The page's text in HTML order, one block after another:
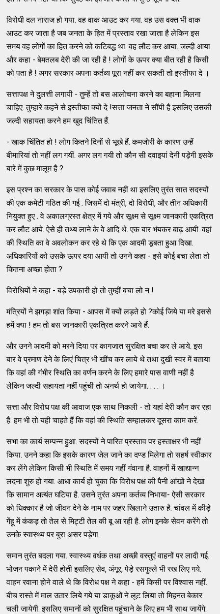
विरोधी दल नाराज हो गया. वह वाक आउट कर गया. वह उस वक्त भी वाक
आउट कर जाता है जब जनता के हित में प्रस्ताव रखा जाता है लेकिन इस
समय वह लोगों का हित करने को कटिबद्ध था. वह लौट कर आया. जल्दी आया
और कहा - बेमतलब देरी की जा रही है ! लोगों के ऊपर क्या बीत रही है किसी
को पता है ! अगर सरकार अपना कर्तव्य पूरा नहीं कर सकती तो इस्तीफा दे ।
सत्तापक्ष ने दुलत्ती लगायी - तुम्हें तो बस आलोचना करने का बहाना मिलना
चाहिए. तुम्हारे कहने से इस्तीफा क्यों दे !सत्ता जनता ने सौंपी है इसलिए उसकी
जल्दी सहायता करने हम खुद चिंतित हैं.
- खाक चिंतित हो ! लोग कितने दिनों से भूखे हैं. कमजोरी के कारण उन्हें
बीमारियां तो नहीं लग गयीं. अगर लग गयी तो कौन सी दवाइयां देनी पड़ेगी इसके
बारे में कुछ मालूम है ?
इस प्रश्न का सरकार के पास कोई जवाब नहीं था इसलिए तुरंत सात सदस्यों
की एक कमेटी गठित की गई . जिसमें दो मंत्री, दो विरोधी, और तीन अधिकारी
नियुक्त हुए . वे अकालग्रस्त क्षेत्र में गये और सूक्ष्म से सूक्ष्म जानकारी एकत्रित
कर लौट आये. ऐसे ही तथ्य लाने के वे आदि थे. एक बार भंयकर बाढ़ आयी. वहां
की स्थिति का वे अवलोकन कर रहे थे कि एक आदमी डूबता हुआ दिखा.
अधिकारियों को उसके ऊपर दया आयी तो उनने कहा - इसे कोई बचा लेता तो
कितना अच्छा होता ?
विरोधियों ने कहा - बड़े उपकारी हो तो तुम्हीं बचा लो न !
मंत्रियों ने झगड़ा शांत किया - आपस में क्यों लड़ते हो ?कोई जिये या मरे इससे
हमें क्या ! हम तो बस जानकारी एकत्रित करने आये हैं.
और उनने आदमी को मरने दिया पर कागजात सुरक्षित बचा कर ले आये. इस
बार वे प्रमाण देने के लिएं चित्र भी खींच कर लाये थे तथा दुखी स्वर में बताया
कि वहां की गंभीर स्थिति का वर्णन करने के लिए हमारे पास वाणी नहीं है
लेकिन जल्दी सहायता नहीं पहुंची तो अनर्थ हो जायेगा. . . . ।
सत्ता और विरोध पक्ष की आवाज एक साथ निकली - तो यहां देरी कौन कर रहा
है. हम भी तो यही चाहते हैं कि वहां की स्थिति सम्हालकर दूसरा काम करें.
सभा का कार्य सम्पन्न हुआ. सदस्यों ने पारित प्रस्ताव पर हस्ताक्षर भी नहीं
किया. उनने कहा कि इसके कारण जेल जाने का दण्ड मिलेगा तो सहर्ष स्वीकार
कर लेंगे लेकिन किसी भी स्थिति में समय नहीं गंवाना है. वाहनों में खाद्यान्न
लदना शुरु हो गया. आधा कार्य हो चुका कि विरोध पक्ष की पैनी आंखों ने देखा
कि सामान अत्यंत घटिया है. उसने तुरंत अपना कर्तव्य निभाया- ऐसी सरकार
को धिक्कार है जो जीवन देने के नाम पर जहर खिलाने उतारु है. चांवल में कीड़े
गेंहू में कंकड़ तो तेल से मिट्टी तेल की बू आ रही है. लोग इनके सेवन करेंगे तो
उनके स्वास्थ्य पर बुरा असर पड़ेगा.
समान तुरंत बदला गया. स्वास्थ्य वर्धक तथा अच्छी वस्तुएं वाहनों पर लादी गई.
भोजन पकाने में देरी होती इसलिए सेव, अंगूर, पेड़े रसगुल्ले भी रख लिए गये.
वाहन रवाना होने वाले थे कि विरोध पक्ष ने कहा - हमें किसी पर विश्वास नहीं.
बीच रास्ते में माल उतार लिये गये या डाकूओं ने लूट लिया तो मिहनत बेकार
चली जायेगी. इसलिए समानों को सुरक्षित पहुंचाने के लिए हम भी साथ जायेंगे.